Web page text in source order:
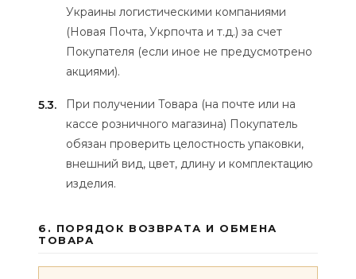
Украины логистическими компаниями
(Новая Почта, Укрпочта и т.д.) за счет
Покупателя (если иное не предусмотрено
акциями).
5.3.
При получении Товара (на почте или на
кассе розничного магазина) Покупатель
обязан проверить целостность упаковки,
внешний вид, цвет, длину и комплектацию
изделия.
6. ПОРЯДОК ВОЗВРАТА И ОБМЕНА
ТОВАРА